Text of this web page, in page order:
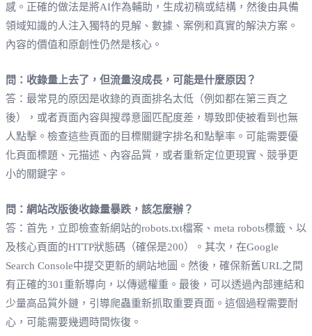
感。正確的做法是將AI作為輔助，生成初稿或結構，然後由具備
領域知識的人注入獨特的見解、數據、案例和真實的解決方案。
內容的價值和原創性仍然是核心。
問：收錄量上去了，但流量沒成長，可能是什麼原因？
答：最常見的原因是收錄的頁面排名太低（例如都在第三頁之
後），或者頁面內容與搜尋意圖匹配度差，導致即使被看到也無
人點擊。檢查這些頁面的目標關鍵字排名和點擊率。可能需要優
化頁面標題、元描述、內容品質，或者重新定位更現實、競爭更
小的關鍵字。
問：網站改版後收錄量暴跌，該怎麼辦？
答：首先，立即檢查新網站的robots.txt檔案、meta robots標籤、以
及核心頁面的HTTP狀態碼（確保是200）。其次，在Google
Search Console中提交更新的網站地圖。然後，確保新舊URL之間
有正確的301重新導向，以傳遞權重。最後，可以透過內部連結和
少量高品質外鏈，引導爬蟲重新抓取重要頁面。這個過程需要耐
心，可能需要幾週時間恢復。